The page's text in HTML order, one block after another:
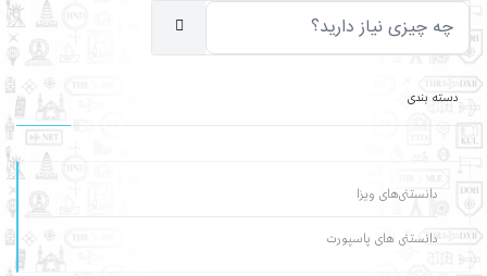
دسته بندی
دانستنی‌های ویزا
دانستنی های پاسپورت